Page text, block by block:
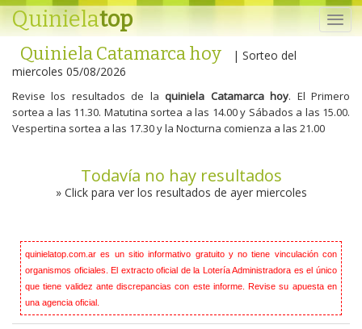
Quinielatop
Quiniela Catamarca hoy
| Sorteo del
miercoles 05/08/2026
Revise los resultados de la quiniela Catamarca hoy. El Primero
sortea a las 11.30. Matutina sortea a las 14.00 y Sábados a las 15.00.
Vespertina sortea a las 17.30 y la Nocturna comienza a las 21.00
Todavía no hay resultados
» Click para ver los resultados de ayer miercoles
quinielatop.com.ar es un sitio informativo gratuito y no tiene vinculación con
organismos oficiales. El extracto oficial de la Lotería Administradora es el único
que tiene validez ante discrepancias con este informe. Revise su apuesta en
una agencia oficial.